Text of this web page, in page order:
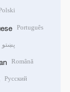
Português
پښتو
Română
Русский